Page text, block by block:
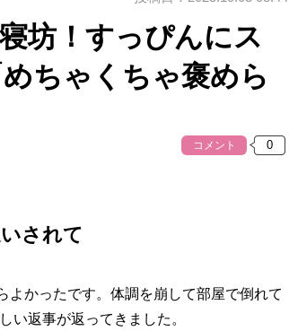
坊！すっぴんにス
ちゃくちゃ褒めら
コメント
されて
よかったです。体調を崩して部屋で倒れて
い返事が返ってきました。